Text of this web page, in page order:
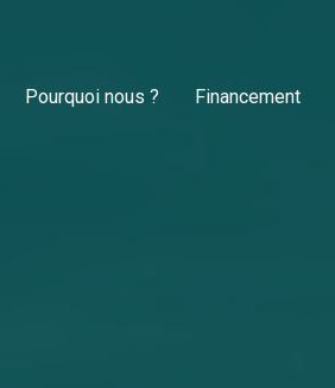
Pourquoi nous ? Financement